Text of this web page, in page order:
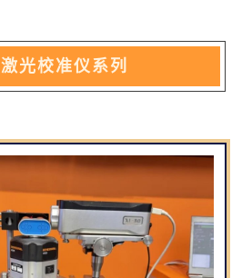
激光校准仪系列